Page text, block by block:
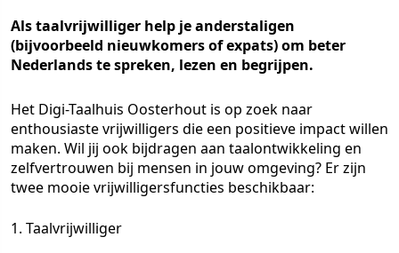
Als taalvrijwilliger help je anderstaligen
(bijvoorbeeld nieuwkomers of expats) om beter
Nederlands te spreken, lezen en begrijpen.
Het Digi-Taalhuis Oosterhout is op zoek naar
enthousiaste vrijwilligers die een positieve impact willen
maken. Wil jij ook bijdragen aan taalontwikkeling en
zelfvertrouwen bij mensen in jouw omgeving? Er zijn
twee mooie vrijwilligersfuncties beschikbaar:
1. Taalvrijwilliger